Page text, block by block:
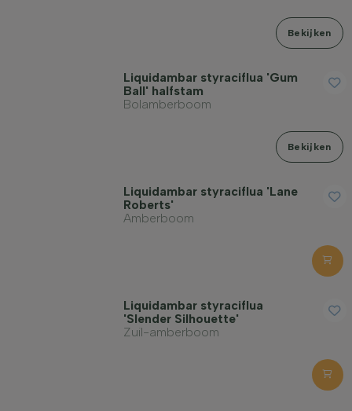
Bekijken
Liquidambar styraciflua 'Gum
Ball' halfstam
Bolamberboom
Bekijken
Liquidambar styraciflua 'Lane
Roberts'
Amberboom
Liquidambar styraciflua
'Slender Silhouette'
Zuil-amberboom